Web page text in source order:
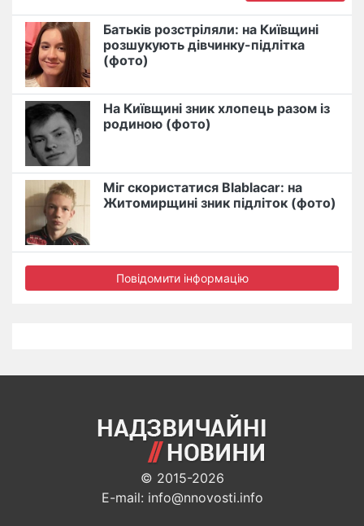
Батьків розстріляли: на Київщині
розшукують дівчинку-підлітка
(фото)
На Київщині зник хлопець разом із
родиною (фото)
Міг скористатися Blablacar: на
Житомирщині зник підліток (фото)
Повідомити інформацію
© 2015-2026
E-mail: info@nnovosti.info